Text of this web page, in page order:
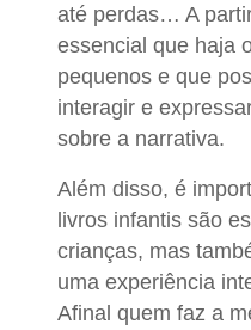
até perdas… A
essencial que haja
pequenos e que
interagir e
sobre a narrativa.
Além disso, é
livros infantis são
crianças, mas
uma experiência
Afinal quem faz a